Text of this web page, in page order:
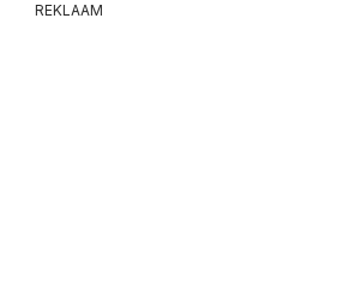
REKLAAM